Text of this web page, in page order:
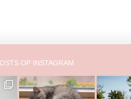
OP INSTAGRAM